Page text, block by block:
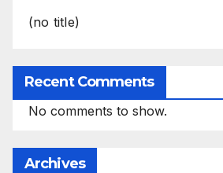
(no title)
Recent Comments
No comments to show.
Archives